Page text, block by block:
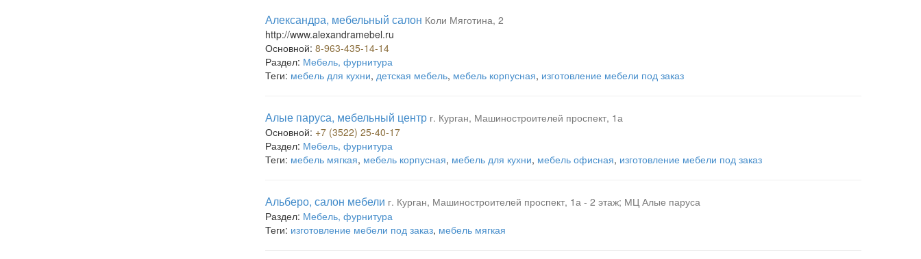
Александра, мебельный салон Коли Мяготина, 2
http://www.alexandramebel.ru
Основной: 8-963-435-14-14
Раздел: Мебель, фурнитура
Теги: мебель для кухни, детская мебель, мебель корпусная, изготовление мебели под заказ
Алые паруса, мебельный центр г. Курган, Машиностроителей проспект, 1а
Основной: +7 (3522) 25-40-17
Раздел: Мебель, фурнитура
Теги: мебель мягкая, мебель корпусная, мебель для кухни, мебель офисная, изготовление мебели под заказ
Альберо, салон мебели г. Курган, Машиностроителей проспект, 1а - 2 этаж; МЦ Алые паруса
Раздел: Мебель, фурнитура
Теги: изготовление мебели под заказ, мебель мягкая